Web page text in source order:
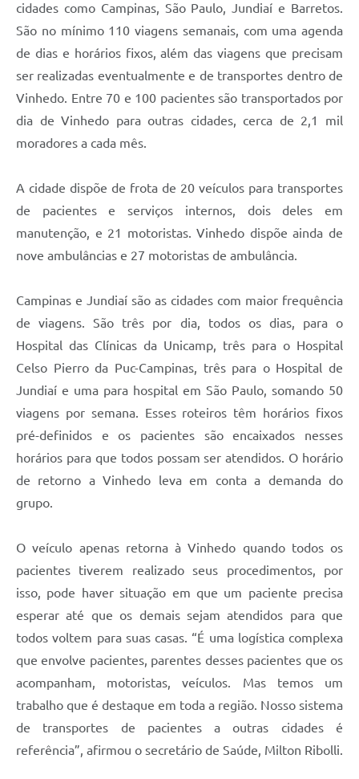
Audiências Públicas
Arquivos para Download
Legislação
Links Úteis
Serviços Online
cidades como Campinas, São Paulo, Jundiaí e Barretos.
São no mínimo 110 viagens semanais, com uma agenda
de dias e horários fixos, além das viagens que precisam
ser realizadas eventualmente e de transportes dentro de
Vinhedo. Entre 70 e 100 pacientes são transportados por
dia de Vinhedo para outras cidades, cerca de 2,1 mil
moradores a cada mês.
A cidade dispõe de frota de 20 veículos para transportes
de pacientes e serviços internos, dois deles em
manutenção, e 21 motoristas. Vinhedo dispõe ainda de
nove ambulâncias e 27 motoristas de ambulância.
Campinas e Jundiaí são as cidades com maior frequência
de viagens. São três por dia, todos os dias, para o
Hospital das Clínicas da Unicamp, três para o Hospital
Celso Pierro da Puc-Campinas, três para o Hospital de
Jundiaí e uma para hospital em São Paulo, somando 50
viagens por semana. Esses roteiros têm horários fixos
pré-definidos e os pacientes são encaixados nesses
horários para que todos possam ser atendidos. O horário
de retorno a Vinhedo leva em conta a demanda do
grupo.
O veículo apenas retorna à Vinhedo quando todos os
pacientes tiverem realizado seus procedimentos, por
isso, pode haver situação em que um paciente precisa
esperar até que os demais sejam atendidos para que
todos voltem para suas casas. “É uma logística complexa
que envolve pacientes, parentes desses pacientes que os
acompanham, motoristas, veículos. Mas temos um
trabalho que é destaque em toda a região. Nosso sistema
de transportes de pacientes a outras cidades é
referência”, afirmou o secretário de Saúde, Milton Ribolli.